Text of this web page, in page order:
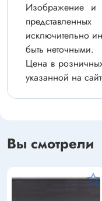
Изображение и
исключительно
быть неточными.
Цена в
указанной на
Вы смотрели